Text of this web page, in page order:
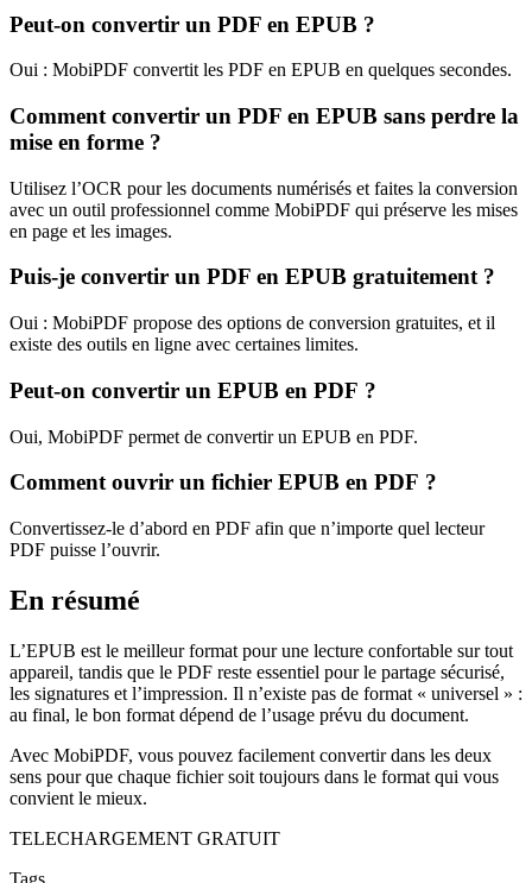
Peut-on convertir un PDF en EPUB ?
Oui : MobiPDF convertit les PDF en EPUB en quelques secondes.
Comment convertir un PDF en EPUB sans perdre la
mise en forme ?
Utilisez l’OCR pour les documents numérisés et faites la conversion
avec un outil professionnel comme MobiPDF qui préserve les mises
en page et les images.
Puis-je convertir un PDF en EPUB gratuitement ?
Oui : MobiPDF propose des options de conversion gratuites, et il
existe des outils en ligne avec certaines limites.
Peut-on convertir un EPUB en PDF ?
Oui, MobiPDF permet de convertir un EPUB en PDF.
Comment ouvrir un fichier EPUB en PDF ?
Convertissez-le d’abord en PDF afin que n’importe quel lecteur
PDF puisse l’ouvrir.
En résumé
L’EPUB est le meilleur format pour une lecture confortable sur tout
appareil, tandis que le PDF reste essentiel pour le partage sécurisé,
les signatures et l’impression. Il n’existe pas de format « universel » :
au final, le bon format dépend de l’usage prévu du document.
Avec MobiPDF, vous pouvez facilement convertir dans les deux
sens pour que chaque fichier soit toujours dans le format qui vous
convient le mieux.
TELECHARGEMENT GRATUIT
Tags